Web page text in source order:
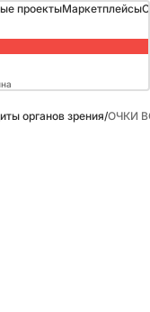
проектыМаркетплейсы
органов зрения/ОЧКИ